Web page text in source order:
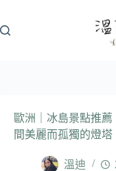
至
歐洲｜冰島景點推薦
間美麗而孤獨的燈塔
溫迪